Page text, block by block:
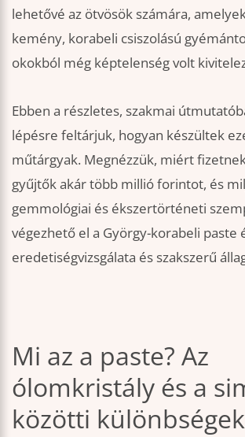
lehetővé az ötvösök számára,
kemény, korabeli csiszolású
okokból még képtelenség volt
Ebben a részletes, szakmai
lépésre feltárjuk, hogyan készültek
műtárgyak. Megnézzük, miért
gyűjtők akár több millió forintot, és
gemmológiai és ékszertörténeti
végezhető el a György-korabeli paste
eredetiségvizsgálata és szakszerű
Mi az a paste? Az
ólomkristály és a
közötti különbségek